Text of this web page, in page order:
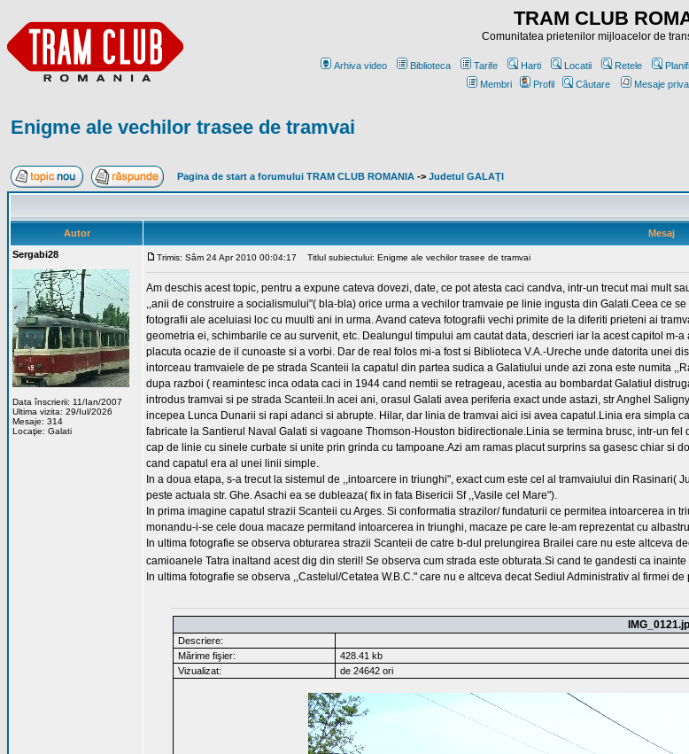
TRAM CLUB
Comunitatea prietenilor mijloacelor de
Arhiva video Biblioteca Tarife Harti Locatii Retele
Membri
Profil Căutare Mesaje
Enigme ale vechilor trasee de tramvai
Pagina de start a forumului TRAM CLUB ROMANIA -> Judetul GALAŢI
Autor
Mesaj
Sergabi28
Data înscrierii: 11/Ian/2007
Ultima vizita: 29/Iul/2026
Mesaje: 314
Locaţie: Galati
Trimis: Sâm 24 Apr 2010 00:04:17 Titlul subiectului: Enigme ale vechilor trasee de tramvai
Am deschis acest topic, pentru a expune cateva dovezi, date, ce pot atesta caci candva, intr-un trecut mai mult
,,anii de construire a socialismului"( bla-bla) orice urma a vechilor tramvaie pe linie ingusta din Galati.Ceea ce
fotografii ale aceluiasi loc cu muulti ani in urma. Avand cateva fotografii vechi primite de la diferiti prieteni ai
geometria ei, schimbarile ce au survenit, etc. Dealungul timpului am cautat data, descrieri iar la acest capitol
placuta ocazie de il cunoaste si a vorbi. Dar de real folos mi-a fost si Biblioteca V.A.-Ureche unde datorita unei
intorceau tramvaiele de pe strada Scanteii la capatul din partea sudica a Galatiului unde azi zona este numita
dupa razboi ( reamintesc inca odata caci in 1944 cand nemtii se retrageau, acestia au bombardat Galatiul
introdus tramvai si pe strada Scanteii.In acei ani, orasul Galati avea periferia exact unde astazi, str Anghel
incepea Lunca Dunarii si rapi adanci si abrupte. Hilar, dar linia de tramvai aici isi avea capatul.Linia era simpla
fabricate la Santierul Naval Galati si vagoane Thomson-Houston bidirectionale.Linia se termina brusc, intr-un
cap de linie cu sinele curbate si unite prin grinda cu tampoane.Azi am ramas placut surprins sa gasesc chiar si
cand capatul era al unei linii simple.
In a doua etapa, s-a trecut la sistemul de ,,intoarcere in triunghi", exact cum este cel al tramvaiului din
peste actuala str. Ghe. Asachi ea se dubleaza( fix in fata Bisericii Sf ,,Vasile cel Mare").
In prima imagine capatul strazii Scanteii cu Arges. Si conformatia strazilor/ fundaturii ce permitea intoarcerea
monandu-i-se cele doua macaze permitand intoarcerea in triunghi, macaze pe care le-am reprezentat cu
In ultima fotografie se observa obturarea strazii Scanteii de catre b-dul prelungirea Brailei care nu este altceva
camioanele Tatra inaltand acest dig din steril! Se observa cum strada este obturata.Si cand te gandesti ca
In ultima fotografie se observa ,,Castelul/Cetatea W.B.C." care nu e altceva decat Sediul Administrativ al firmei
Descriere:
Mărime fişier:
428.41 kb
Vizualizat:
de 24642 ori